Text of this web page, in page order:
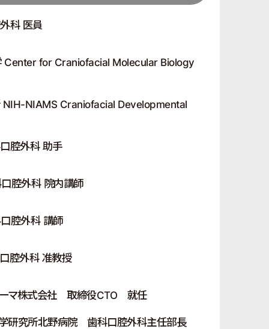
科 医員
Center for Craniofacial Molecular Biology
NIH-NIAMS Craniofacial Developmental
腔外科 助手
腔外科 院内講師
腔外科 講師
腔外科 准教授
ーマ株式会社 取締役CTO 就任
学研究所北野病院 歯科口腔外科主任部長